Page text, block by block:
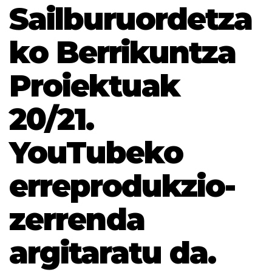
Sailburuordetza
ko Berrikuntza
Proiektuak
20/21.
YouTubeko
erreprodukzio-
zerrenda
argitaratu da.